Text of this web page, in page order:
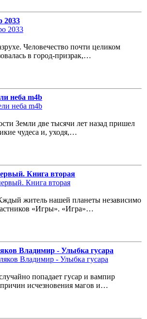
2033
Человечество почти целиком
в город-призрак,…
неба m4b
Земли две тысячи лет назад пришел
чудеса и, уходя,…
Книга вторая
житель нашей планеты независимо
«Игры». «Игра»…
Владимир - Улыбка гусара
попадает гусар и вампир
исчезновения магов и…